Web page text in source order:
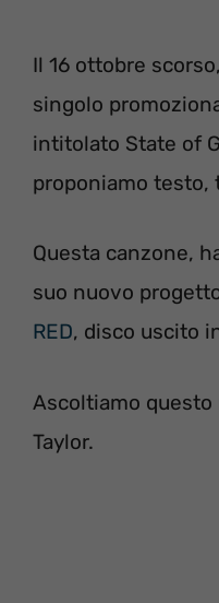
Il 16 ottobre
singolo
intitolato State of
proponiamo testo,
Questa canzone,
suo nuovo
RED, disco uscito
Ascoltiamo
Taylor.